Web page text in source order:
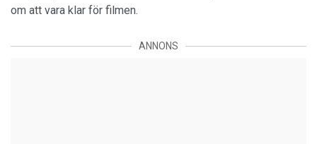
om att vara klar för filmen.
ANNONS